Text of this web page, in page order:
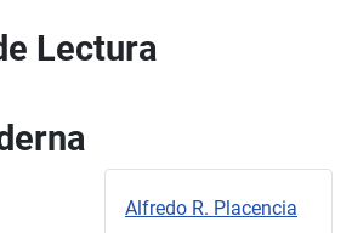
Lectura
Alfredo R. Placencia